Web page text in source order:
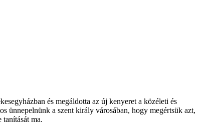
és megáldotta az új kenyeret a közéleti és
ünnepelnünk a szent király városában, hogy megértsük azt,
ma.